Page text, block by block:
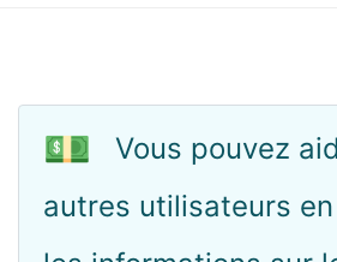
💵
Vous pouvez
autres utilisateurs